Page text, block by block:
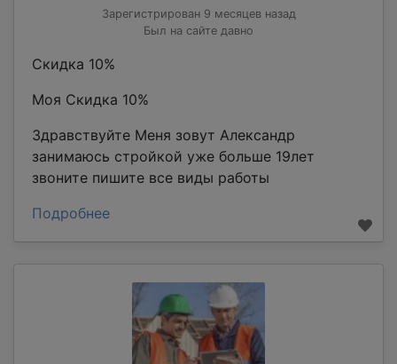
Зарегистрирован 9 месяцев назад
Был на сайте давно
Скидка 10%
Моя Скидка 10%
Здравствуйте Меня зовут Александр
занимаюсь стройкой уже больше 19лет
звоните пишите все виды работы
Подробнее